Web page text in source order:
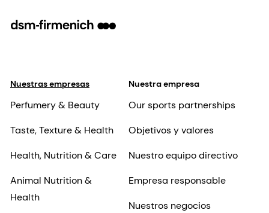
Nuestras empresas
Perfumery & Beauty
Taste, Texture & Health
Health, Nutrition & Care
Animal Nutrition &
Health
Nuestra empresa
Our sports partnerships
Objetivos y valores
Nuestro equipo directivo
Empresa responsable
Nuestros negocios